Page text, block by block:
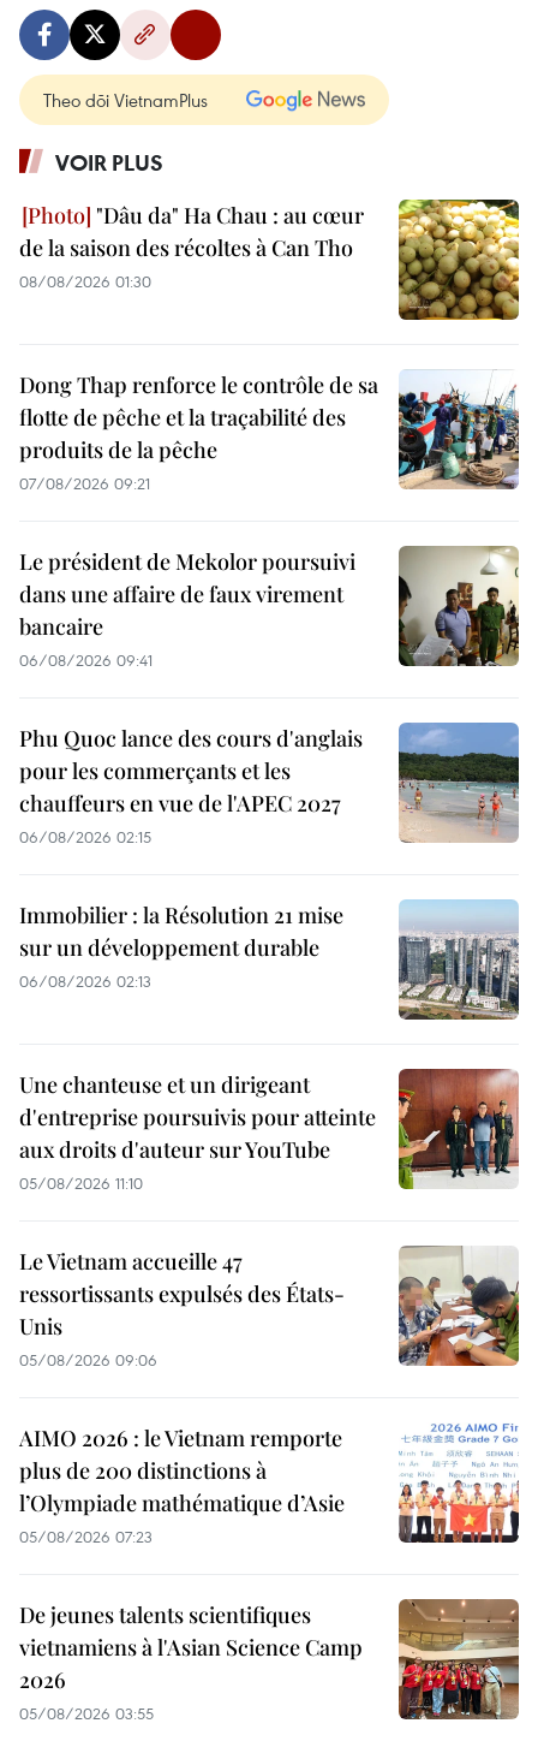
Theo dõi VietnamPlus
VOIR PLUS
"Dâu da" Ha Chau : au cœur
de la saison des récoltes à Can Tho
08/08/2026 01:30
Dong Thap renforce le contrôle de sa
flotte de pêche et la traçabilité des
produits de la pêche
07/08/2026 09:21
Le président de Mekolor poursuivi
dans une affaire de faux virement
bancaire
06/08/2026 09:41
Phu Quoc lance des cours d'anglais
pour les commerçants et les
chauffeurs en vue de l'APEC 2027
06/08/2026 02:15
Immobilier : la Résolution 21 mise
sur un développement durable
06/08/2026 02:13
Une chanteuse et un dirigeant
d'entreprise poursuivis pour atteinte
aux droits d'auteur sur YouTube
05/08/2026 11:10
Le Vietnam accueille 47
ressortissants expulsés des États-
Unis
05/08/2026 09:06
AIMO 2026 : le Vietnam remporte
plus de 200 distinctions à
l’Olympiade mathématique d’Asie
05/08/2026 07:23
De jeunes talents scientifiques
vietnamiens à l'Asian Science Camp
2026
05/08/2026 03:55